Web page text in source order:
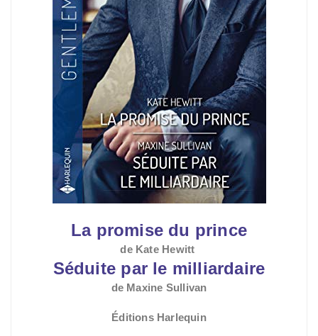
La promise du prince
de Kate Hewitt
Séduite par le milliardaire
de Maxine Sullivan
Éditions Harlequin